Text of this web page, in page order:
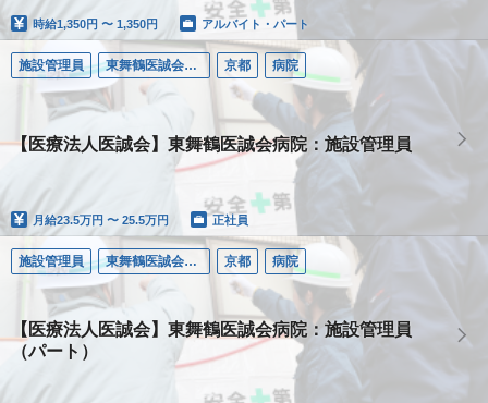
時給1,350円 〜 1,350円 アルバイト・パート
施設管理員 東舞鶴医誠会病院 京都 病院
【医療法人医誠会】東舞鶴医誠会病院：施設管理員
月給23.5万円 〜 25.5万円 正社員
施設管理員 東舞鶴医誠会病院 京都 病院
【医療法人医誠会】東舞鶴医誠会病院：施設管理員
（パート）